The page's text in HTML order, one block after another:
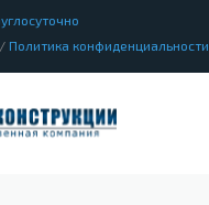
/ Политика конфиденциальности